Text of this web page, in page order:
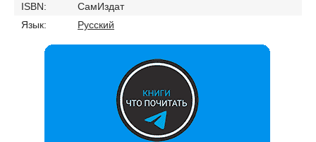
ISBN:
СамИздат
Язык:
Русский